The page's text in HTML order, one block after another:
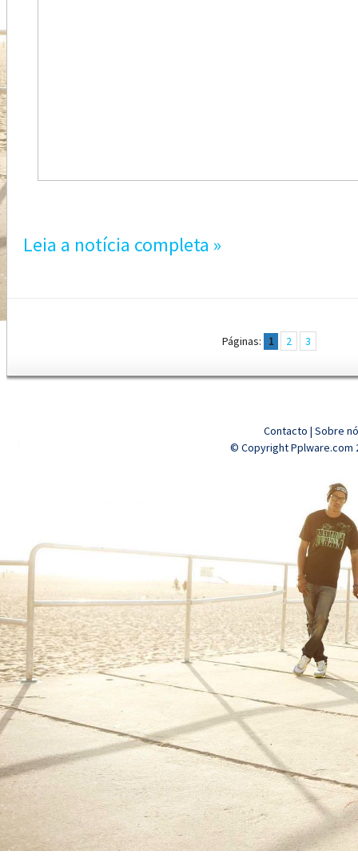
Leia a notícia completa »
Páginas: 1 2 3
Contacto | Sobre
© Copyright Pplware.com